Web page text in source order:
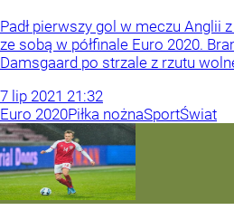
Padł pierwszy gol w meczu Anglii
ze sobą w półfinale Euro 2020.
Damsgaard po strzale z rzutu
7 lip 2021 21:32
Euro 2020Piłka nożnaSportŚwiat